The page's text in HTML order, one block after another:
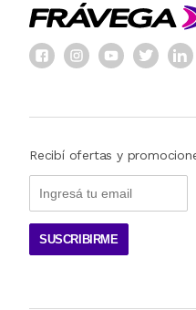
Recibí ofertas y
SUSCRIBIRME